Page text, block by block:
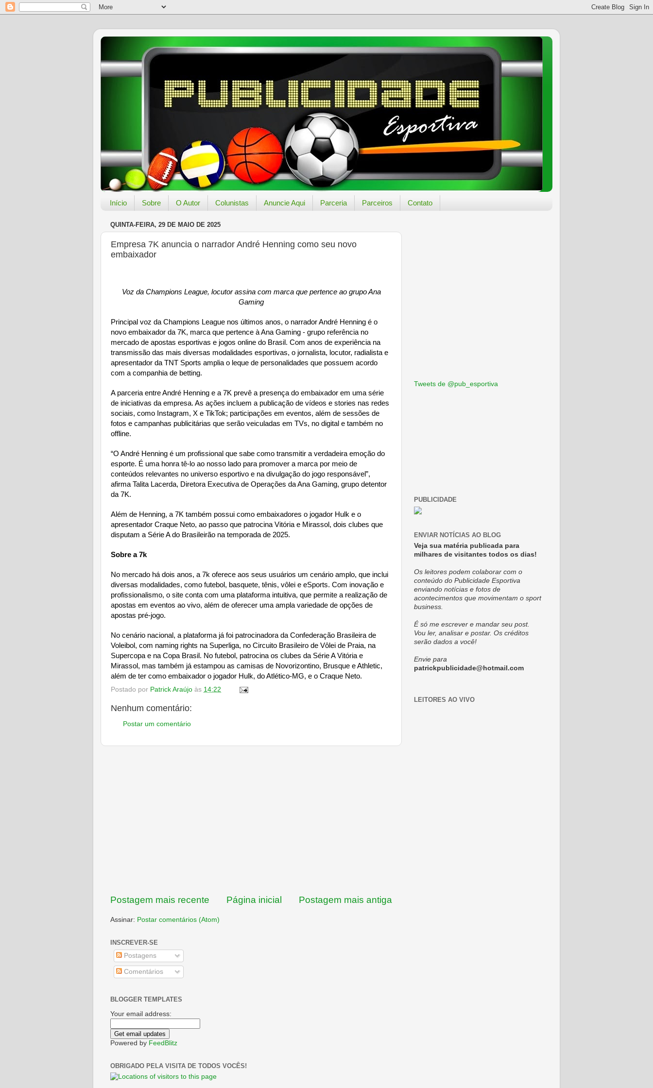
Início Sobre O Autor Colunistas Anuncie Aqui Parceria Parceiros Contato
QUINTA-FEIRA, 29 DE MAIO DE 2025
Empresa 7K anuncia o narrador André Henning como seu novo
embaixador
Voz da Champions League, locutor assina com marca que pertence ao grupo Ana
Gaming
Principal voz da Champions League nos últimos anos, o narrador André Henning é o
novo embaixador da 7K, marca que pertence à Ana Gaming - grupo referência no
mercado de apostas esportivas e jogos online do Brasil. Com anos de experiência na
transmissão das mais diversas modalidades esportivas, o jornalista, locutor, radialista e
apresentador da TNT Sports amplia o leque de personalidades que possuem acordo
com a companhia de betting.
A parceria entre André Henning e a 7K prevê a presença do embaixador em uma série
de iniciativas da empresa. As ações incluem a publicação de vídeos e stories nas redes
sociais, como Instagram, X e TikTok; participações em eventos, além de sessões de
fotos e campanhas publicitárias que serão veiculadas em TVs, no digital e também no
offline.
“O André Henning é um profissional que sabe como transmitir a verdadeira emoção do
esporte. É uma honra tê-lo ao nosso lado para promover a marca por meio de
conteúdos relevantes no universo esportivo e na divulgação do jogo responsável”,
afirma Talita Lacerda, Diretora Executiva de Operações da Ana Gaming, grupo detentor
da 7K.
Além de Henning, a 7K também possui como embaixadores o jogador Hulk e o
apresentador Craque Neto, ao passo que patrocina Vitória e Mirassol, dois clubes que
disputam a Série A do Brasileirão na temporada de 2025.
Sobre a 7k
No mercado há dois anos, a 7k oferece aos seus usuários um cenário amplo, que inclui
diversas modalidades, como futebol, basquete, tênis, vôlei e eSports. Com inovação e
profissionalismo, o site conta com uma plataforma intuitiva, que permite a realização de
apostas em eventos ao vivo, além de oferecer uma ampla variedade de opções de
apostas pré-jogo.
No cenário nacional, a plataforma já foi patrocinadora da Confederação Brasileira de
Voleibol, com naming rights na Superliga, no Circuito Brasileiro de Vôlei de Praia, na
Supercopa e na Copa Brasil. No futebol, patrocina os clubes da Série A Vitória e
Mirassol, mas também já estampou as camisas de Novorizontino, Brusque e Athletic,
além de ter como embaixador o jogador Hulk, do Atlético-MG, e o Craque Neto.
Postado por Patrick Araújo às 14:22
Nenhum comentário:
Postar um comentário
Postagem mais recente Postagem mais antiga
Página inicial
Assinar: Postar comentários (Atom)
INSCREVER-SE
Postagens
Comentários
BLOGGER TEMPLATES
Your email address:
Powered by FeedBlitz
OBRIGADO PELA VISITA DE TODOS VOCÊS!
Tweets de @pub_esportiva
PUBLICIDADE
ENVIAR NOTÍCIAS AO BLOG
Veja sua matéria publicada para
milhares de visitantes todos os dias!
Os leitores podem colaborar com o
conteúdo do Publicidade Esportiva
enviando notícias e fotos de
acontecimentos que movimentam o sport
business.
É só me escrever e mandar seu post.
Vou ler, analisar e postar. Os créditos
serão dados a você!
Envie para
patrickpublicidade@hotmail.com
LEITORES AO VIVO